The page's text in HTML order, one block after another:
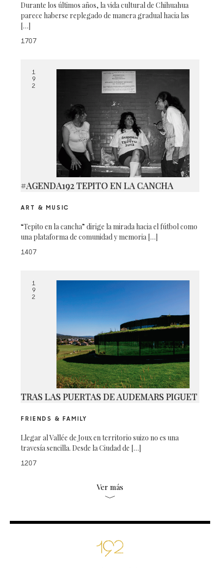
Durante los últimos años, la vida cultural de Chihuahua
parece haberse replegado de manera gradual hacia las
[…]
1707
1
9
2
#AGENDA192 TEPITO EN LA CANCHA
ART & MUSIC
“Tepito en la cancha” dirige la mirada hacia el fútbol como
una plataforma de comunidad y memoria […]
1407
1
9
2
TRAS LAS PUERTAS DE AUDEMARS PIGUET
FRIENDS & FAMILY
Llegar al Vallée de Joux en territorio suizo no es una
travesía sencilla. Desde la Ciudad de […]
1207
Ver más